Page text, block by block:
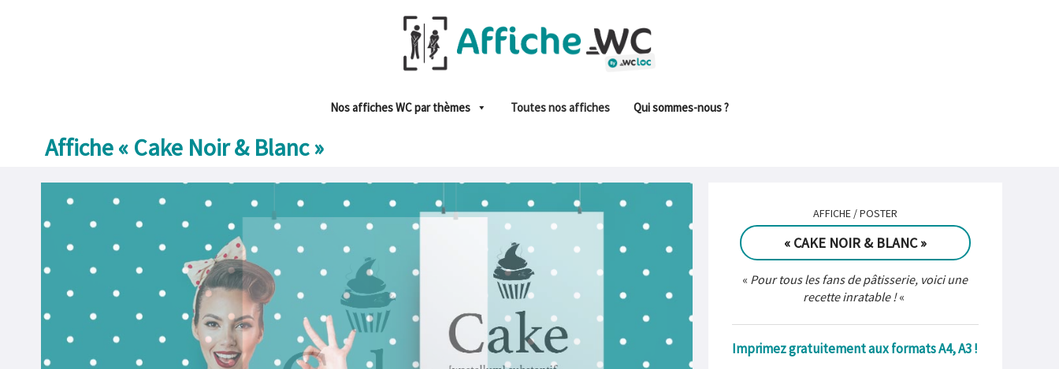
Nos affiches WC par thèmes Toutes nos affiches Qui sommes-nous ?
Affiche « Cake Noir & Blanc »
AFFICHE / POSTER
« CAKE NOIR & BLANC »
« Pour tous les fans de pâtisserie, voici une
recette inratable !«
Imprimez gratuitement aux formats A4, A3 !